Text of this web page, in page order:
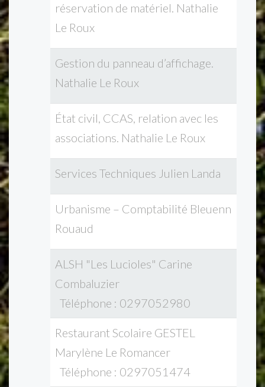
réservation de matériel. Nathalie
Le Roux
Gestion du panneau d’affichage.
Nathalie Le Roux
État civil, CCAS, relation avec les
associations. Nathalie Le Roux
Services Techniques Julien Landa
Urbanisme – Comptabilité Bleuenn
Rouaud
ALSH "Les Lucioles" Carine
Combaluzier
Téléphone : 0297052980
Restaurant Scolaire GESTEL
Marylène Le Romancer
Téléphone : 0297051474